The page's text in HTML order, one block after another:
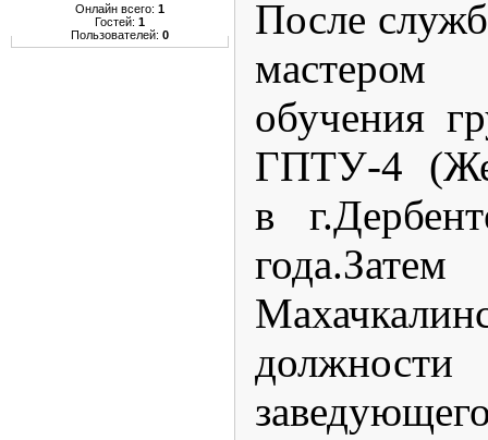
Онлайн всего: 1
Гостей: 1
Пользователей: 0
После
обучения
ГПТУ-4
в